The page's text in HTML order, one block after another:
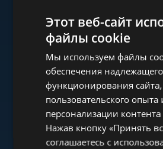
Ознакомьтесь с
портфолио
www.tower-investments.com
Этот веб-сайт
файлы cookie
Мы используем файлы
обеспечения надлежащего
функционирования
пользовательского опыта
персонализации
Нажав кнопку «Принять
соглашаетесь с